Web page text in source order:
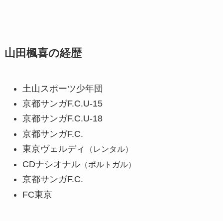
山田楓喜の経歴
土山スポーツ少年団
京都サンガF.C.U-15
京都サンガF.C.U-18
京都サンガF.C.
東京ヴェルディ
（レンタル）
CDナシオナル（ポルトガル）
京都サンガF.C.
FC東京